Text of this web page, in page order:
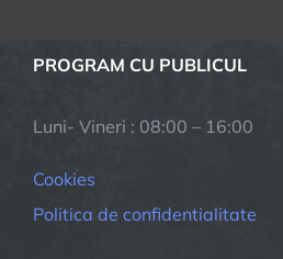
PROGRAM CU PUBLICUL
Luni- Vineri : 08:00 – 16:00
Cookies
Politica de confidentialitate